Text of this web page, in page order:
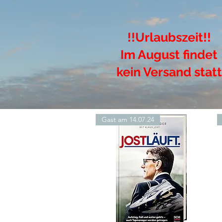
!!Urlaubszeit!!
Im August findet
kein Versand statt
Gast am 14.07.24